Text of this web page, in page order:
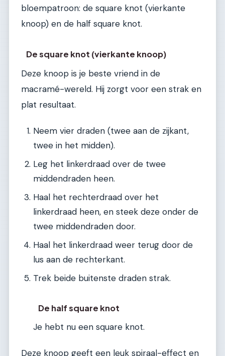
bloempatroon: de square knot (vierkante
knoop) en de half square knot.
De square knot (vierkante knoop)
Deze knoop is je beste vriend in de
macramé-wereld. Hij zorgt voor een strak en
plat resultaat.
Neem vier draden (twee aan de zijkant,
twee in het midden).
Leg het linkerdraad over de twee
middendraden heen.
Haal het rechterdraad over het
linkerdraad heen, en steek deze onder de
twee middendraden door.
Haal het linkerdraad weer terug door de
lus aan de rechterkant.
Trek beide buitenste draden strak.
De half square knot
Je hebt nu een square knot.
Deze knoop geeft een leuk spiraal-effect en